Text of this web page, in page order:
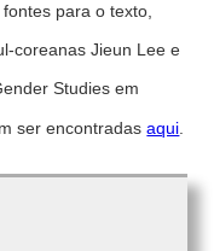
para o texto,
coreanas Jieun Lee e
Studies em
ser encontradasaqui.